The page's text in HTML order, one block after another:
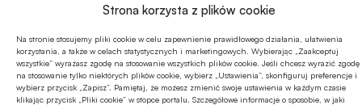
Strona korzysta z plików cookie
Na stronie stosujemy pliki cookie w celu zapewnienie prawidłowego działania, ułatwienia
korzystania, a także w celach statystycznych i marketingowych. Wybierając „Zaakceptuj
wszystkie” wyrażasz zgodę na stosowanie wszystkich plików cookie. Jeśli chcesz wyrazić zgodę
na stosowanie tylko niektórych plików cookie, wybierz „Ustawienia”, skonfiguruj preferencje i
wybierz przycisk „Zapisz”. Pamiętaj, że możesz zmienić swoje ustawienia w każdym czasie
klikając przycisk „Pliki cookie” w stopce portalu. Szczegółowe informacje o sposobie, w jaki
Koszt wysłania SMSa to19zł